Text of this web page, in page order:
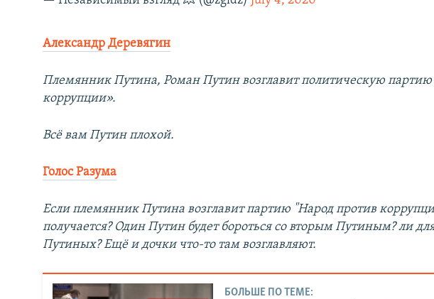
Александр Деревягин
Племянник Путина, Роман Путин возглавит политическую
коррупции».
Всё вам Путин плохой.
Голос Разума
Если племянник Путина возглавит партию "Народ против
получается? Один Путин будет бороться со вторым Путиным? ли
Путиных? Ещё и дочки что-то там возглавляют.
БОЛЬШЕ ПО ТЕМЕ: